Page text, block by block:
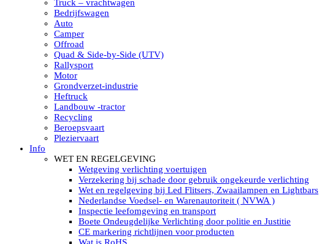
Model werklamp
Led werklamp vierkant
Led werklamp ovaal
Led werklamp kleur wit
Combinatie LED werklampen
Led achteruitrijverlichting
Led onderbouw achteruitrijlamp
Led werklamp industrieel
Led veiligheidsverlichting
Led werklamp tractor
Led werklamp ADR
Led werklamp drukwaterdicht IP69K
Led werklampen assortiment Tralert
Led breedstralers Lazer
Led werklampen in Subcategorieën
LED WERKVERLICHTING
LED’s work werklamp met accu
LED’s work werklamp portable 220V
LED’s work werklamp Hybride
Led lichtslang 220 Volt
LED’s work werklamp met statief 220V
Truck – vrachtwagen
Bedrijfswagen
Auto
Camper
Offroad
Quad & Side-by-Side (UTV)
Rallysport
Motor
Grondverzet-industrie
Heftruck
Landbouw -tractor
Recycling
Beroepsvaart
Pleziervaart
Info
WET EN REGELGEVING
Wetgeving verlichting voertuigen
Verzekering bij schade door gebruik ongekeurde verlichting
Wet en regelgeving bij Led Flitsers, Zwaailampen en Lightbars
Nederlandse Voedsel- en Warenautoriteit ( NVWA )
Inspectie leefomgeving en transport
Boete Ondeugdelijke Verlichting door politie en Justitie
CE markering richtlijnen voor producten